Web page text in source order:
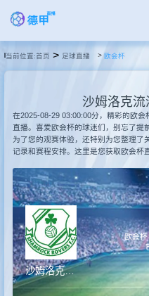
当前位置:首页 > 足球直播 欧会杯
沙姆洛克
在2025-08-29 03:00:00分，精彩的欧
直播。喜爱欧会杯的球迷们，别忘了提
为了您的观赛体验，还特别为您整理了
记录和赛程安排。这里是您获取欧会杯
沙姆洛克流浪
欧会杯